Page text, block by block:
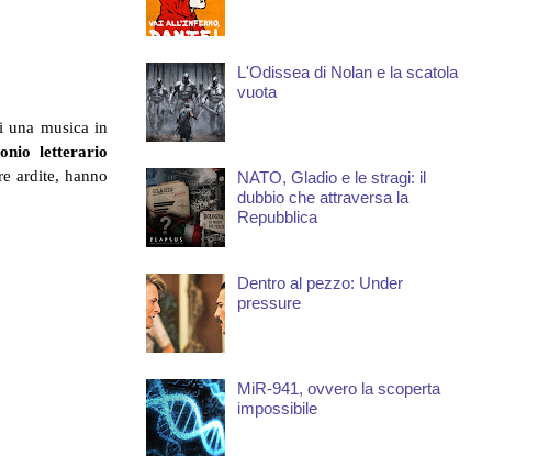
una musica in
letterario
ardite, hanno
L'Odissea di Nolan e la scatola
vuota
NATO, Gladio e le stragi: il
dubbio che attraversa la
Repubblica
Dentro al pezzo: Under
pressure
MiR-941, ovvero la scoperta
impossibile